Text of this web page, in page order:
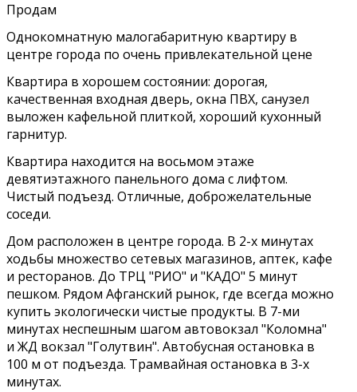
Продам
Однокомнатную малогабаритную квартиру в
центре города по очень привлекательной цене
Квартира в хорошем состоянии: дорогая,
качественная входная дверь, окна ПВХ, санузел
выложен кафельной плиткой, хороший кухонный
гарнитур.
Квартира находится на восьмом этаже
девятиэтажного панельного дома с лифтом.
Чистый подъезд. Отличные, доброжелательные
соседи.
Дом расположен в центре города. В 2-х минутах
ходьбы множество сетевых магазинов, аптек, кафе
и ресторанов. До ТРЦ "РИО" и "КАДО" 5 минут
пешком. Рядом Афганский рынок, где всегда можно
купить экологически чистые продукты. В 7-ми
минутах неспешным шагом автовокзал "Коломна"
и ЖД вокзал "Голутвин". Автобусная остановка в
100 м от подъезда. Трамвайная остановка в 3-х
минутах.